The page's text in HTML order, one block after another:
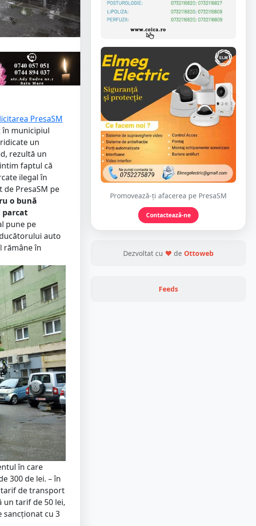
PresaSM
în municipiul
un
rezultă un
faptul că
ilegal în
PresaSM pe
o bună
parcat
pune pe
auto
rămâne în
în care
300 de lei. – în
tarif de transport
un tarif de 50 lei,
sancționat cu 3
Promovează-ți afacerea pe PresaSM
Contactează-ne
Dezvoltat cu ❤ de Ottoweb
Feeds